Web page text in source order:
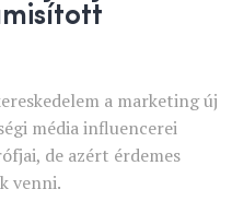
a marketing új
média influencerei
de azért érdemes
venni.